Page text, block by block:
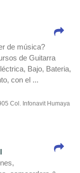
de música?
de Guitarra
Bajo, Bateria,
con el ...
Col. Infonavit Humaya